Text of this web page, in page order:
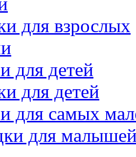
для взрослых
для детей
для детей
для самых
для